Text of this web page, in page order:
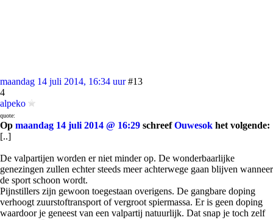
maandag 14 juli 2014, 16:34 uur #13
4
alpeko
quote:
Op maandag 14 juli 2014 @ 16:29 schreefOuwesok het volgende:
[..]
De valpartijen worden er niet minder op. De wonderbaarlijke
genezingen zullen echter steeds meer achterwege gaan blijven wanneer
de sport schoon wordt.
Pijnstillers zijn gewoon toegestaan overigens. De gangbare doping
verhoogt zuurstoftransport of vergroot spiermassa. Er is geen doping
waardoor je geneest van een valpartij natuurlijk. Dat snap je toch zelf